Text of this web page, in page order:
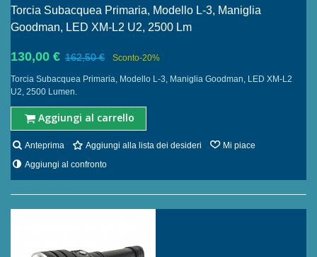
Torcia Subacquea Primaria, Modello L-3, Maniglia
Goodman, LED XM-L2 U2, 2500 Lm
130,00 € 162,50 € Sconto-20%
Torcia Subacquea Primaria, Modello L-3, Maniglia Goodman, LED XM-L2
U2, 2500 Lumen.
Aggiungi al carrello
Anteprima Aggiungi alla lista dei desideri
Mi piace
Aggiungi al confronto